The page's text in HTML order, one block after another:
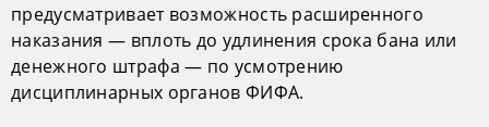
предусматривает возможность расширенного
наказания — вплоть до удлинения срока бана или
денежного штрафа — по усмотрению
дисциплинарных органов ФИФА.